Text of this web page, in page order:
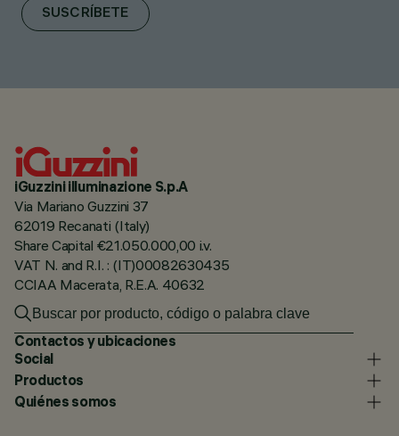
SUSCRÍBETE
iGuzzini illuminazione S.p.A
Via Mariano Guzzini 37
62019 Recanati (Italy)
Share Capital €21.050.000,00 i.v.
VAT N. and R.I. : (IT)00082630435
CCIAA Macerata, R.E.A. 40632
Contactos y ubicaciones
Social
Productos
Quiénes somos